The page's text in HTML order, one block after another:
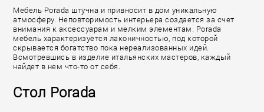
Мебель Porada штучна и привносит в дом уникальную
атмосферу. Неповторимость интерьера создается за счет
внимания к аксессуарам и мелким элементам. Porada
мебель характеризуется лаконичностью, под которой
скрывается богатство пока нереализованных идей.
Всмотревшись в изделие итальянских мастеров, каждый
найдет в нем что-то от себя.
Стол Porada